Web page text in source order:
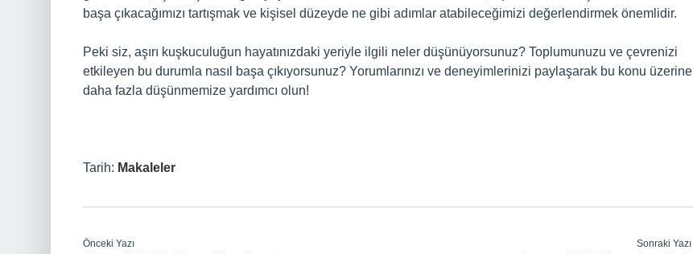
başa çıkacağımızı tartışmak ve kişisel düzeyde ne gibi adımlar atabileceğimizi değerlendirmek önemlidir.
Peki siz, aşırı kuşkuculuğun hayatınızdaki yeriyle ilgili neler düşünüyorsunuz? Toplumunuzu ve çevrenizi
etkileyen bu durumla nasıl başa çıkıyorsunuz? Yorumlarınızı ve deneyimlerinizi paylaşarak bu konu üzerine
daha fazla düşünmemize yardımcı olun!
Tarih: Makaleler
Önceki Yazı Sonraki Yazı